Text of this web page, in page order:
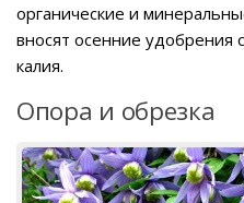
органические и
вносят осенние
калия.
Опора и обрезка